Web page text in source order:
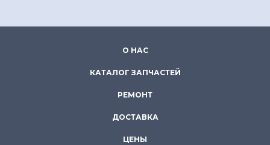
О НАС
КАТАЛОГ ЗАПЧАСТЕЙ
РЕМОНТ
ДОСТАВКА
ЦЕНЫ